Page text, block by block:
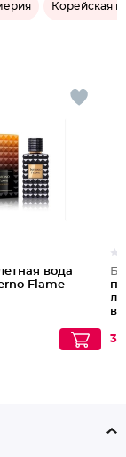
Корейская
вода
Flame